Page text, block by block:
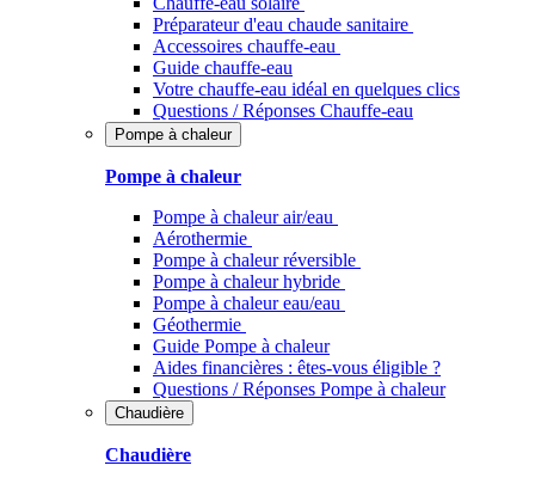
Préparateur d'eau chaude sanitaire
Accessoires chauffe-eau
Guide chauffe-eau
Votre chauffe-eau idéal en quelques clics
Questions / Réponses Chauffe-eau
Pompe à chaleur
Pompe à chaleur
Pompe à chaleur air/eau
Aérothermie
Pompe à chaleur réversible
Pompe à chaleur hybride
Pompe à chaleur​ eau/eau
Géothermie
Guide Pompe à chaleur
Aides financières : êtes-vous éligible ?
Questions / Réponses Pompe à chaleur
Chaudière
Chaudière